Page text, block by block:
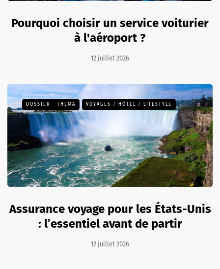
Pourquoi choisir un service voiturier
à l'aéroport ?
12 juillet 2026
DOSSIER - THEMA VOYAGES / HÔTEL / LIFESTYLE
Assurance voyage pour les États-Unis
: l’essentiel avant de partir
12 juillet 2026